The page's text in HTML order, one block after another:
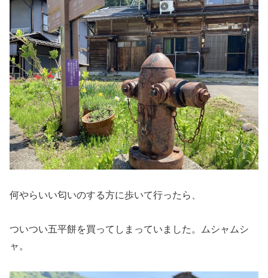
何やらいい匂いのする方に歩いて行ったら、
ついつい五平餅を買ってしまっていました。ムシャムシ
ャ。